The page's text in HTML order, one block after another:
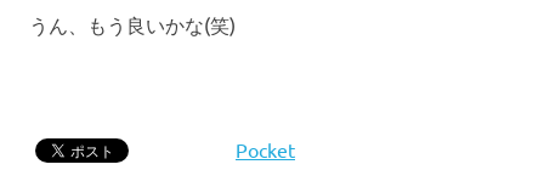
うん、もう良いかな(笑)
Pocket